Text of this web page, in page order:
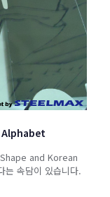
Alphabet
and Korean
속담이 있습니다.